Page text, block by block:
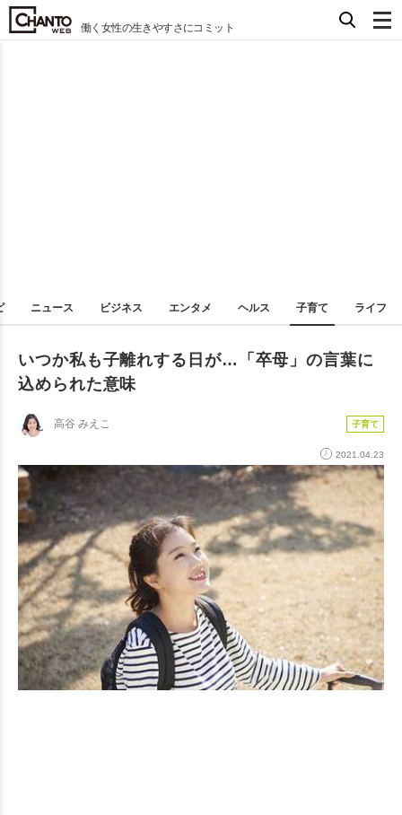
働く女性の生きやすさにコミット
ニュース ビジネス エンタメ ヘルス 子育て ライフ
いつか私も子離れする日が…「卒母」の言葉に
込められた意味
高谷 みえこ 子育て
2021.04.23